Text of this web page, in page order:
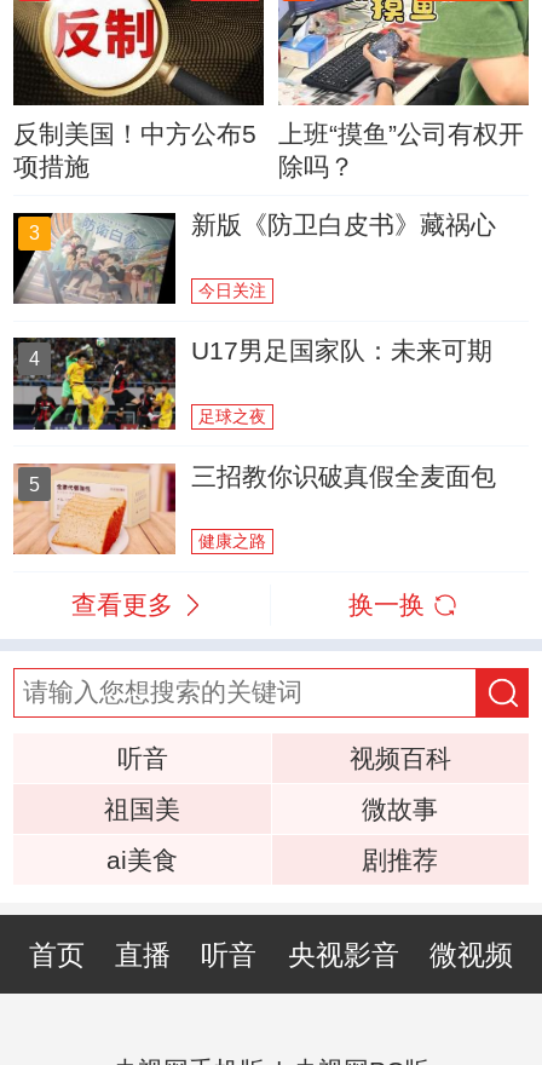
反制美国！中方公布5
项措施
上班“摸鱼”公司有权开
除吗？
3 新版《防卫白皮书》藏祸心
今日关注
4 U17男足国家队：未来可期
足球之夜
5 三招教你识破真假全麦面包
健康之路
查看更多 换一换
听音
视频百科
祖国美
微故事
ai美食
剧推荐
首页 直播 听音 央视影音 微视频